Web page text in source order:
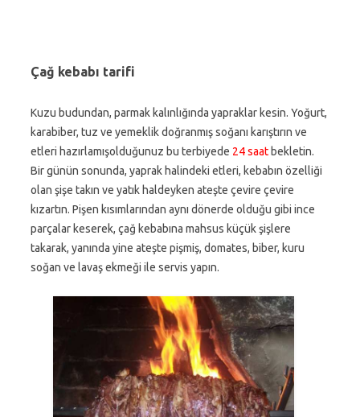
Çağ kebabı tarifi
Kuzu budundan, parmak kalınlığında yapraklar kesin. Yoğurt,
karabiber, tuz ve yemeklik doğranmış soğanı karıştırın ve
etleri hazırlamışolduğunuz bu terbiyede 24 saatbekletin.
Bir günün sonunda, yaprak halindeki etleri, kebabın özelliği
olan şişe takın ve yatık haldeyken ateşte çevire çevire
kızartın. Pişen kısımlarından aynı dönerde olduğu gibi ince
parçalar keserek, çağ kebabına mahsus küçük şişlere
takarak, yanında yine ateşte pişmiş, domates, biber, kuru
soğan ve lavaş ekmeği ile servis yapın.